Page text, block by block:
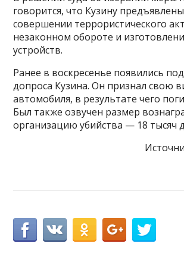
говорится, что Кузину
совершении террористического
незаконном обороте и
устройств.
Ранее в воскресенье появились
допроса Кузина. Он признал свою
автомобиля, в результате чего
Был также озвучен размер
организацию убийства — 18 тысяч